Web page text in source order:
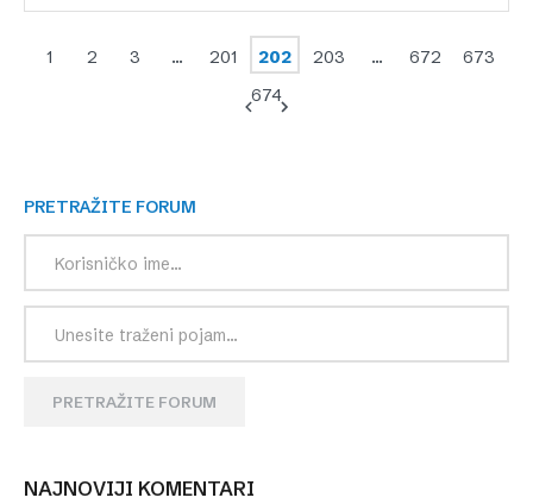
1 2 3 … 201 202 203 … 672
673
674
PRETRAŽITE FORUM
PRETRAŽITE FORUM
NAJNOVIJI KOMENTARI